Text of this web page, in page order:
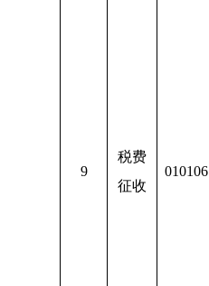
9
税费
征收
010106